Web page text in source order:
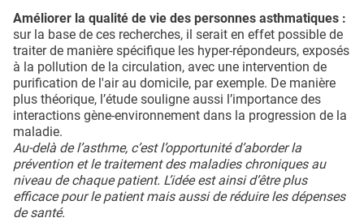
Améliorer la qualité de vie des personnes asthmatiques :
sur la base de ces recherches, il serait en effet possible de
traiter de manière spécifique les hyper-répondeurs, exposés
à la pollution de la circulation, avec une intervention de
purification de l'air au domicile, par exemple. De manière
plus théorique, l’étude souligne aussi l’importance des
interactions gène-environnement dans la progression de la
maladie.
Au-delà de l’asthme, c’est l’opportunité d’aborder la
prévention et le traitement des maladies chroniques au
niveau de chaque patient. L’idée est ainsi d’être plus
efficace pour le patient mais aussi de réduire les dépenses
de santé.